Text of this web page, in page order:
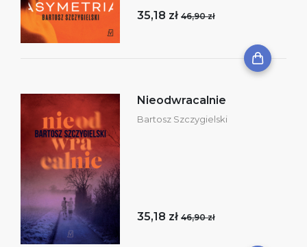
35,18 zł 46,90 zł
Nieodwracalnie
Bartosz Szczygielski
35,18 zł 46,90 zł